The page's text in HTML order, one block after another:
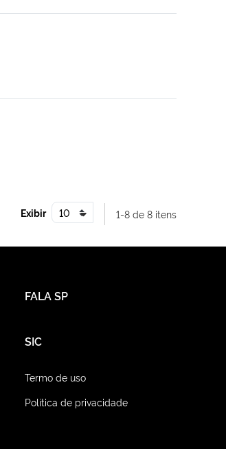
Exibir 1-8 de 8 itens
FALA SP
SIC
Termo de uso
Política de privacidade